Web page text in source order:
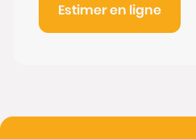
Estimer en ligne